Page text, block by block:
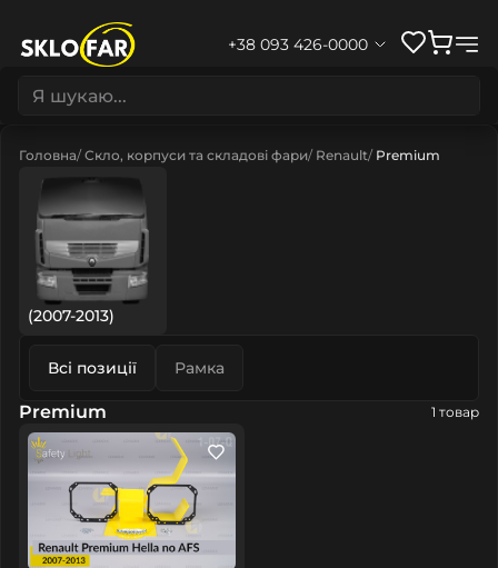
+38 093 426-0000
Головна Скло, корпуси та складові фари Renault Premium
(2007-2013)
Всі позиції Рамка
Premium 1 товар